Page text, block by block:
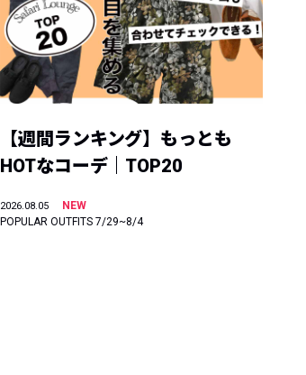
【週間ランキング】もっとも
HOTなコーデ｜TOP20
2026.08.05
NEW
POPULAR OUTFITS 7/29~8/4